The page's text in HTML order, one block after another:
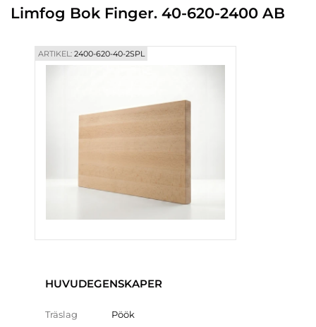
Blogg
Kontakter
Limfog Bok Finger. 40-620-2400 AB
ARTIKEL:2400-620-40-2SPL
HUVUDEGENSKAPER
Träslag Pöök